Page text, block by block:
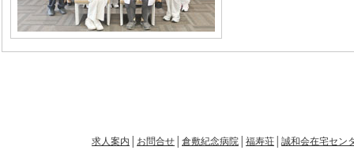
求人案内 お問合せ 倉敷紀念病院 福寿荘 誠和会在宅セン